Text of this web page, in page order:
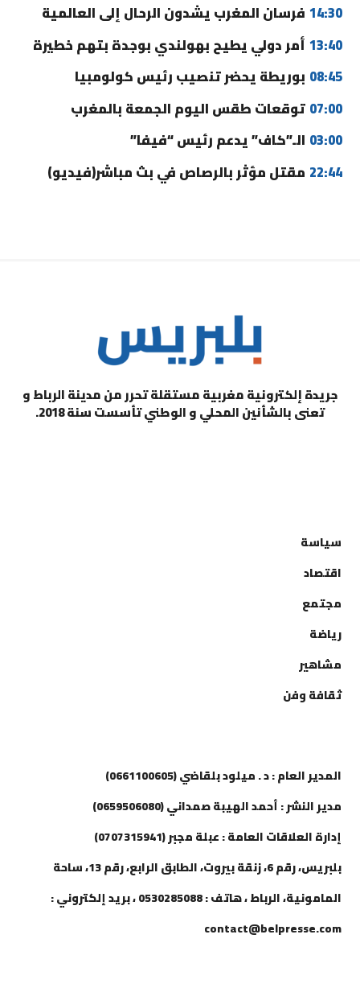
14:30 فرسان المغرب يشدون الرحال إلى العالمية
13:40 أمر دولي يطيح بهولندي بوجدة بتهم خطيرة
08:45 بوريطة يحضر تنصيب رئيس كولومبيا
07:00 توقعات طقس اليوم الجمعة بالمغرب
03:00 الـ”كاف” يدعم رئيس “فيفا”
22:44 مقتل مؤثر بالرصاص في بث مباشر(فيديو)
جريدة إلكترونية مغربية مستقلة تحرر من مدينة الرباط و
تعنى بالشأنين المحلي و الوطني تأسست سنة 2018.
سياسة
اقتصاد
مجتمع
رياضة
مشاهير
ثقافة وفن
المدير العام : د . ميلود بلقاضي (0661100605)
مدير النشر : أحمد الهيبة صمداني (0659506080)
إدارة العلاقات العامة : عبلة مجبر (0707315941)
بلبريس، رقم 6، زنقة بيروت، الطابق الرابع، رقم 13، ساحة
المامونية، الرباط ، هاتف : 0530285088 ، بريد إلكتروني :
contact@belpresse.com